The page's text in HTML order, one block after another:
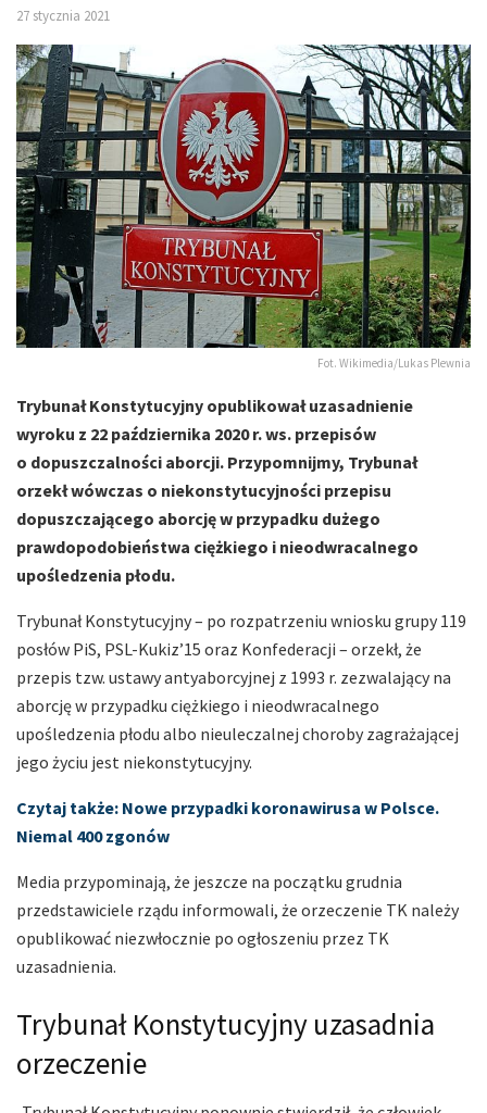
27 stycznia 2021
Fot. Wikimedia/Lukas Plewnia
Trybunał Konstytucyjny opublikował uzasadnienie
wyroku z 22 października 2020 r. ws. przepisów
o dopuszczalności aborcji. Przypomnijmy, Trybunał
orzekł wówczas o niekonstytucyjności przepisu
dopuszczającego aborcję w przypadku dużego
prawdopodobieństwa ciężkiego i nieodwracalnego
upośledzenia płodu.
Trybunał Konstytucyjny – po rozpatrzeniu wniosku grupy 119
posłów PiS, PSL-Kukiz’15 oraz Konfederacji – orzekł, że
przepis tzw. ustawy antyaborcyjnej z 1993 r. zezwalający na
aborcję w przypadku ciężkiego i nieodwracalnego
upośledzenia płodu albo nieuleczalnej choroby zagrażającej
jego życiu jest niekonstytucyjny.
Czytaj także: Nowe przypadki koronawirusa w Polsce.
Niemal 400 zgonów
Media przypominają, że jeszcze na początku grudnia
przedstawiciele rządu informowali, że orzeczenie TK należy
opublikować niezwłocznie po ogłoszeniu przez TK
uzasadnienia.
Trybunał Konstytucyjny uzasadnia
orzeczenie